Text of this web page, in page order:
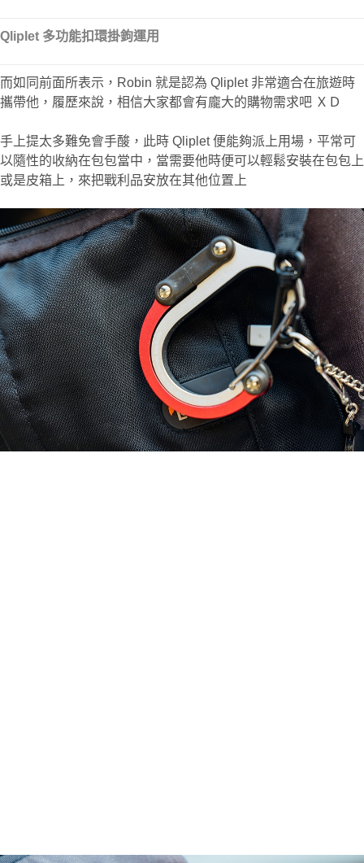
Qliplet 多功能扣環掛鉤運用
而如同前面所表示，Robin 就是認為 Qliplet 非常適合在旅遊時
攜帶他，履歷來說，相信大家都會有龐大的購物需求吧 ＸＤ
手上提太多難免會手酸，此時 Qliplet 便能夠派上用場，平常可
以隨性的收納在包包當中，當需要他時便可以輕鬆安裝在包包上
或是皮箱上，來把戰利品安放在其他位置上